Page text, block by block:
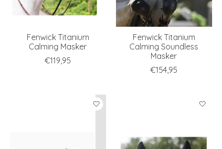
Fenwick Titanium
Calming Masker
€119,95
Fenwick Titanium
Calming Soundless
Masker
€154,95